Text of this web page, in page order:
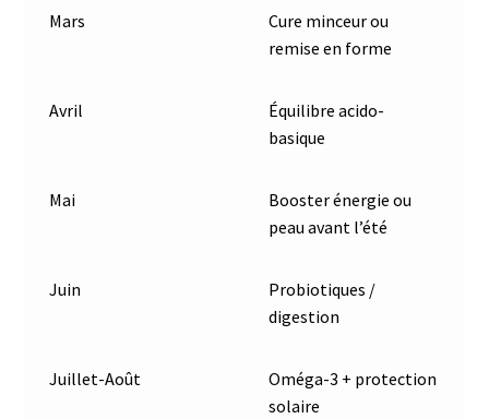
Mars
Cure minceur ou
remise en forme
Avril
Équilibre acido-
basique
Mai
Booster énergie ou
peau avant l’été
Juin
Probiotiques /
digestion
Juillet-Août
Oméga-3 + protection
solaire